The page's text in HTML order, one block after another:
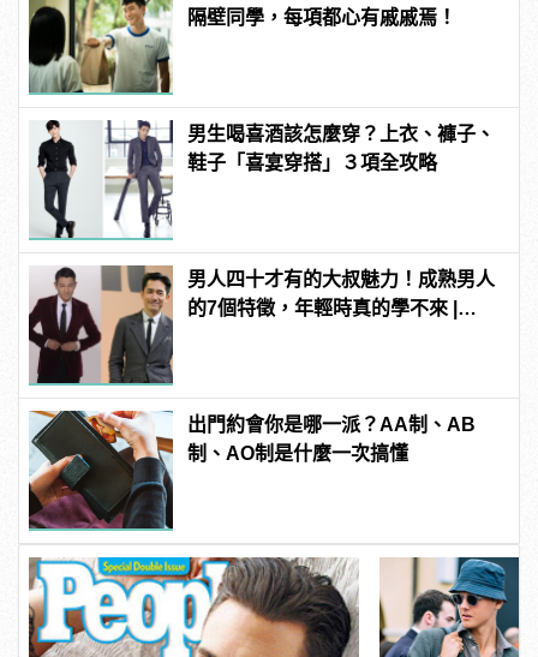
隔壁同學，每項都心有戚戚焉！
男生喝喜酒該怎麼穿？上衣、褲子、
鞋子「喜宴穿搭」３項全攻略
男人四十才有的大叔魅力！成熟男人
的7個特徵，年輕時真的學不來 |
出門約會你是哪一派？AA制、AB
制、AO制是什麼一次搞懂